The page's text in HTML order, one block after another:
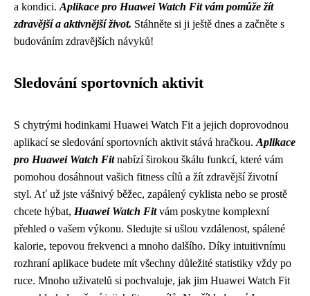
a kondici. Aplikace pro Huawei Watch Fit vám pomůže žít
zdravější a aktivnější život. Stáhněte si ji ještě dnes a začněte s
budováním zdravějších návyků!
Sledování sportovních aktivit
S chytrými hodinkami Huawei Watch Fit a jejich doprovodnou
aplikací se sledování sportovních aktivit stává hračkou. Aplikace
pro Huawei Watch Fitnabízí širokou škálu funkcí, které vám
pomohou dosáhnout vašich fitness cílů a žít zdravější životní
styl. Ať už jste vášnivý běžec, zapálený cyklista nebo se prostě
chcete hýbat, Huawei Watch Fitvám poskytne komplexní
přehled o vašem výkonu. Sledujte si ušlou vzdálenost, spálené
kalorie, tepovou frekvenci a mnoho dalšího. Díky intuitivnímu
rozhraní aplikace budete mít všechny důležité statistiky vždy po
ruce. Mnoho uživatelů si pochvaluje, jak jim Huawei Watch Fit